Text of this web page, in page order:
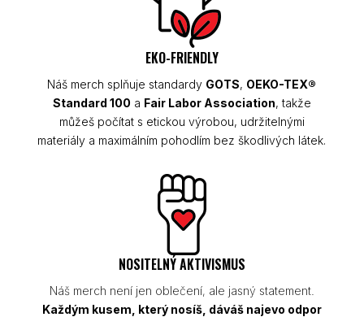
EKO-FRIENDLY
Náš merch splňuje standardy GOTS, OEKO-TEX®
Standard 100 a Fair Labor Association, takže
můžeš počítat s etickou výrobou, udržitelnými
materiály a maximálním pohodlím bez škodlivých látek.
NOSITELNÝ AKTIVISMUS
Náš merch není jen oblečení, ale jasný statement.
Každým kusem, který nosíš, dáváš najevo odpor